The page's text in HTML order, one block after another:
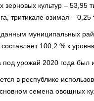
зерновых культур –
тритикале озимая – 0,25
муниципальных
100,2 % к
под урожай 2020 года был
в республике
семена овощных